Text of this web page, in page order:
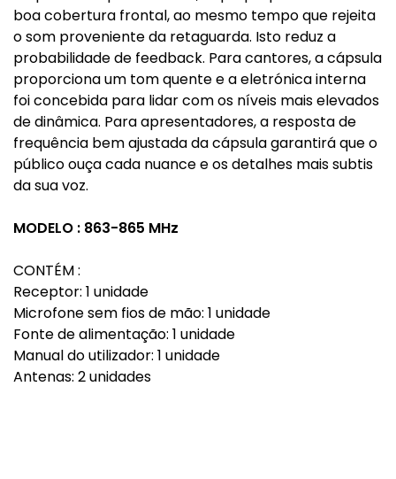
boa cobertura frontal, ao mesmo tempo que rejeita
o som proveniente da retaguarda. Isto reduz a
probabilidade de feedback. Para cantores, a cápsula
proporciona um tom quente e a eletrónica interna
foi concebida para lidar com os níveis mais elevados
de dinâmica. Para apresentadores, a resposta de
frequência bem ajustada da cápsula garantirá que o
público ouça cada nuance e os detalhes mais subtis
da sua voz.
MODELO : 863-865 MHz
CONTÉM :
Receptor: 1 unidade
Microfone sem fios de mão: 1 unidade
Fonte de alimentação: 1 unidade
Manual do utilizador: 1 unidade
Antenas: 2 unidades